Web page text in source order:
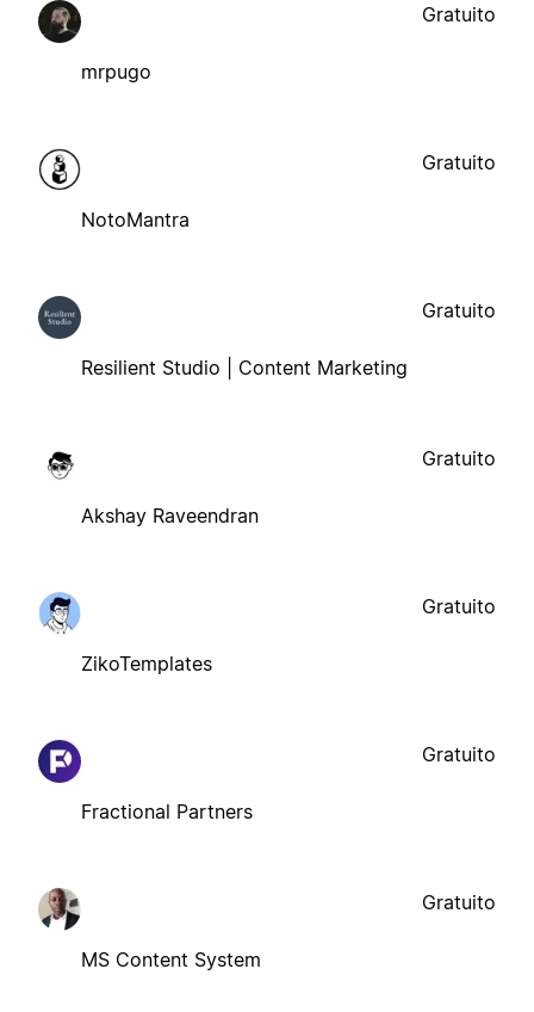
mrpugo
Gratuito
NotoMantra
Gratuito
Resilient Studio | Content Marketing
Gratuito
Akshay Raveendran
Gratuito
ZikoTemplates
Gratuito
Fractional Partners
Gratuito
MS Content System
Gratuito